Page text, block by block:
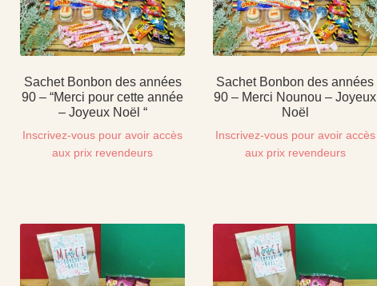
Sachet Bonbon des années
90 – “Merci pour cette année
– Joyeux Noël “
Inscrivez-vous pour avoir accès
aux prix revendeurs
Sachet Bonbon des années
90 – Merci Nounou – Joyeux
Noël
Inscrivez-vous pour avoir accès
aux prix revendeurs